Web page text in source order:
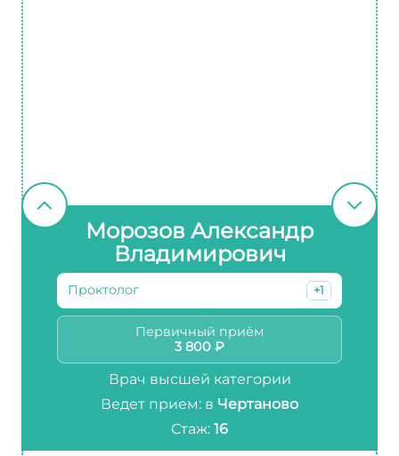
Морозов Александр
Владимирович
Проктолог +1
Первичный приём
3 800 ₽
Врач высшей категории
Ведет прием: в Чертаново
Стаж: 16